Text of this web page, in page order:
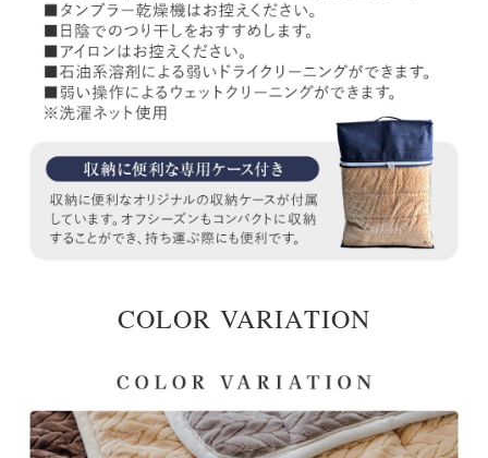
COLOR VARIATION